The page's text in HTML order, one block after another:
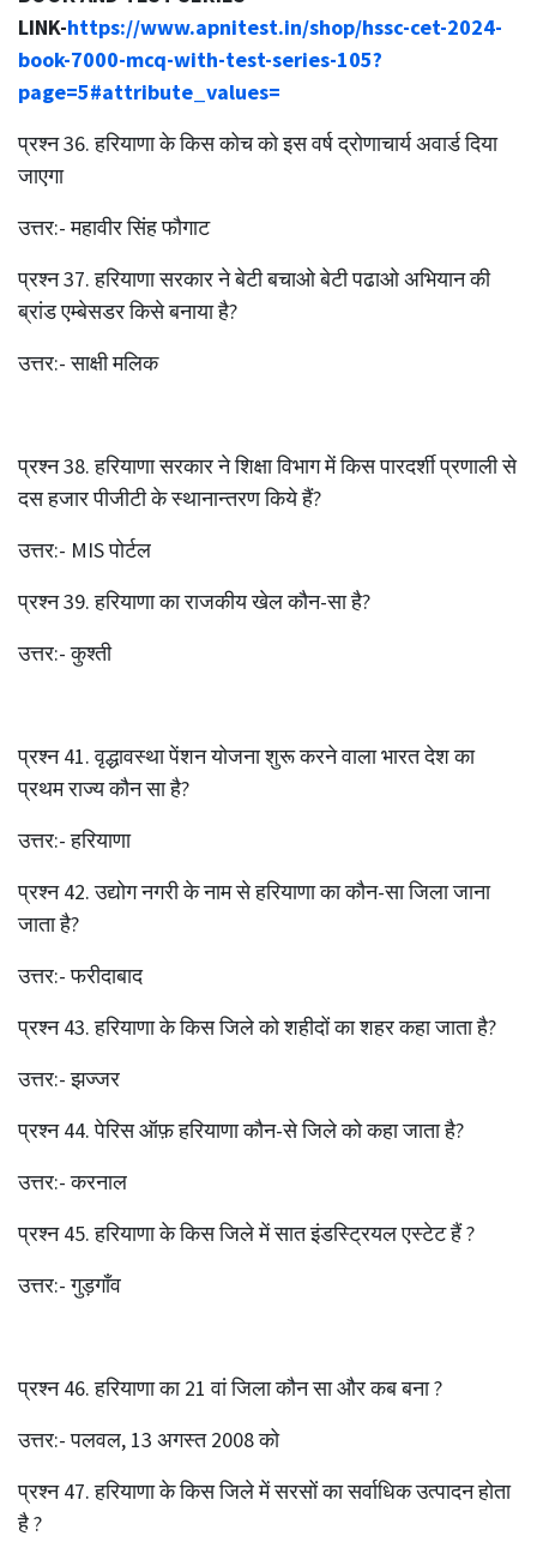
LINK-https://www.apnitest.in/shop/hssc-cet-2024-
book-7000-mcq-with-test-series-105?
page=5#attribute_values=
प्रश्‍न 36. हरियाणा के किस कोच को इस वर्ष द्रोणाचार्य अवार्ड दिया
जाएगा
उत्तर:- महावीर सिंह फौगाट
प्रश्‍न 37. हरियाणा सरकार ने बेटी बचाओ बेटी पढाओ अभियान की
ब्रांड एम्बेसडर किसे बनाया है?
उत्तर:- साक्षी मलिक
प्रश्‍न 38. हरियाणा सरकार ने शिक्षा विभाग में किस पारदर्शी प्रणाली से
दस हजार पीजीटी के स्थानान्तरण किये हैं?
उत्तर:- MIS पोर्टल
प्रश्‍न 39. हरियाणा का राजकीय खेल कौन-सा है?
उत्तर:- कुश्ती
प्रश्‍न 41. वृद्धावस्था पेंशन योजना शुरू करने वाला भारत देश का
प्रथम राज्य कौन सा है?
उत्तर:- हरियाणा
प्रश्‍न 42. उद्योग नगरी के नाम से हरियाणा का कौन-सा जिला जाना
जाता है?
उत्तर:- फरीदाबाद
प्रश्‍न 43. हरियाणा के किस जिले को शहीदों का शहर कहा जाता है?
उत्तर:- झज्जर
प्रश्‍न 44. पेरिस ऑफ़ हरियाणा कौन-से जिले को कहा जाता है?
उत्तर:- करनाल
प्रश्‍न 45. हरियाणा के किस जिले में सात इंडस्ट्रियल एस्टेट हैं ?
उत्तर:- गुड़गाँव
प्रश्‍न 46. हरियाणा का 21 वां जिला कौन सा और कब बना ?
उत्तर:- पलवल, 13 अगस्त 2008 को
प्रश्‍न 47. हरियाणा के किस जिले में सरसों का सर्वाधिक उत्पादन होता
है ?